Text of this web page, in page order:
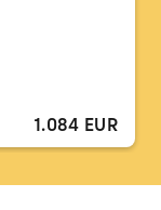
1.084 EUR